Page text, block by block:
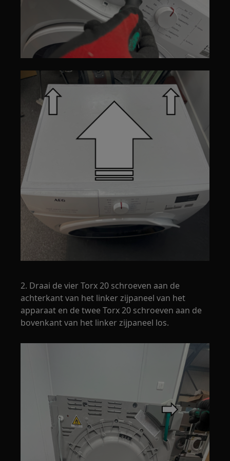
2. Draai de vier Torx 20 schroeven aan de
achterkant van het linker zijpaneel van het
apparaat en de twee Torx 20 schroeven aan de
bovenkant van het linker zijpaneel los.